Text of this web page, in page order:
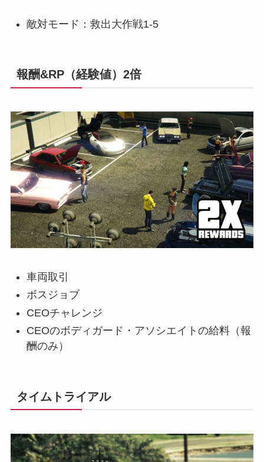
敵対モード：救出大作戦1-5
報酬&RP（経験値）2倍
車両取引
ボスジョブ
CEOチャレンジ
CEOのボディガード・アソシエイトの給料（報
酬のみ）
タイムトライアル